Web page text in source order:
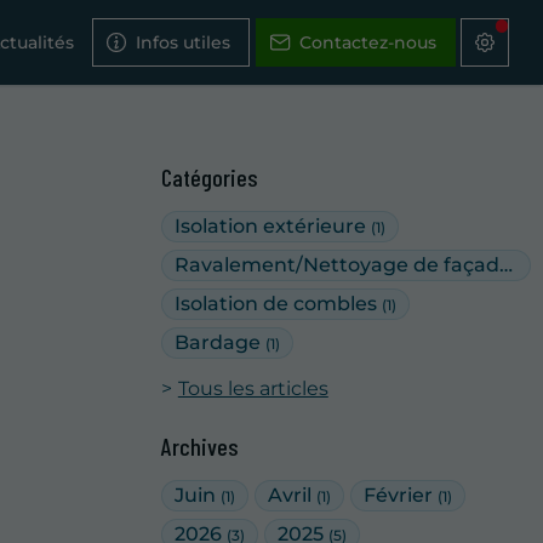
Infos utiles Contactez-nous
Catégories
Isolation extérieure (1)
Ravalement/Nettoyage de façades
Isolation de combles (1)
Bardage (1)
Tous les articles
Archives
Juin (1) Avril (1) Février (1)
2026 (3) 2025 (5)